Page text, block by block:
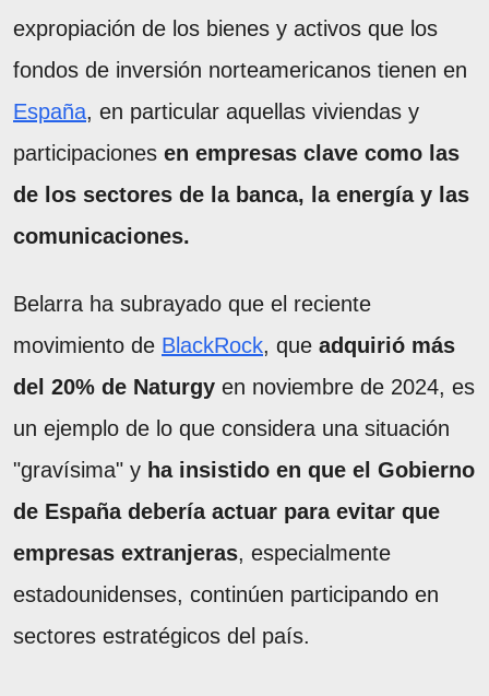
expropiación de los bienes y activos que los
fondos de inversión norteamericanos tienen en
España, en particular aquellas viviendas y
participaciones en empresas clave como las
de los sectores de la banca, la energía y las
comunicaciones.
Belarra ha subrayado que el reciente
movimiento de BlackRock, que adquirió más
del 20% de Naturgy en noviembre de 2024, es
un ejemplo de lo que considera una situación
"gravísima" y ha insistido en que el Gobierno
de España debería actuar para evitar que
empresas extranjeras, especialmente
estadounidenses, continúen participando en
sectores estratégicos del país.